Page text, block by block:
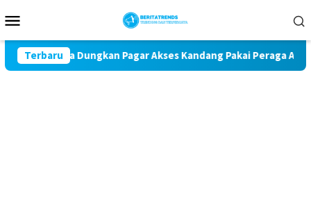
ke
Mobile
Terbaru
Dungkan Pagar Akses Kandang Pakai Peraga Adat